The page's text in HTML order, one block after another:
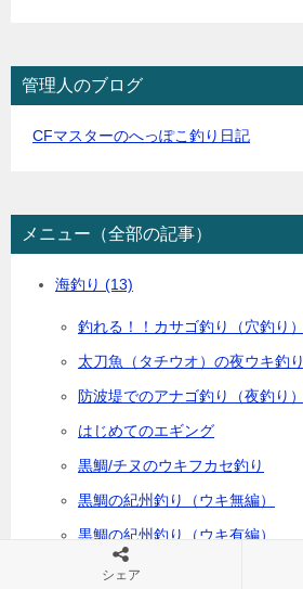
管理人のブログ
CFマスターのへっぽこ釣り日記
メニュー（全部の記事）
海釣り (13)
釣れる！！カサゴ釣り（穴釣り）
太刀魚（タチウオ）の夜ウキ釣り
防波堤でのアナゴ釣り（夜釣り）
はじめてのエギング
黒鯛/チヌのウキフカセ釣り
黒鯛の紀州釣り（ウキ無編）
黒鯛の紀州釣り（ウキ有編）
エレベータ釣り
シェア